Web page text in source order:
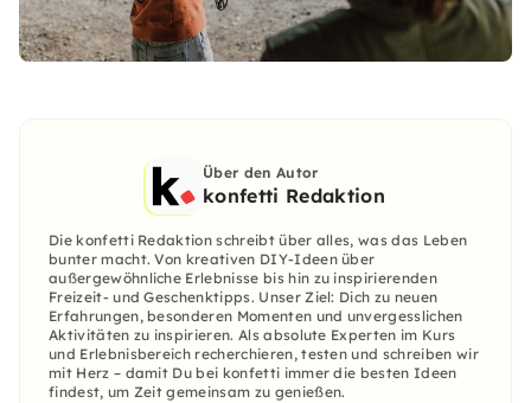
Über den Autor
konfetti Redaktion
Die konfetti Redaktion schreibt über alles, was das Leben
bunter macht. Von kreativen DIY-Ideen über
außergewöhnliche Erlebnisse bis hin zu inspirierenden
Freizeit- und Geschenktipps. Unser Ziel: Dich zu neuen
Erfahrungen, besonderen Momenten und unvergesslichen
Aktivitäten zu inspirieren. Als absolute Experten im Kurs
und Erlebnisbereich recherchieren, testen und schreiben wir
mit Herz – damit Du bei konfetti immer die besten Ideen
findest, um Zeit gemeinsam zu genießen.